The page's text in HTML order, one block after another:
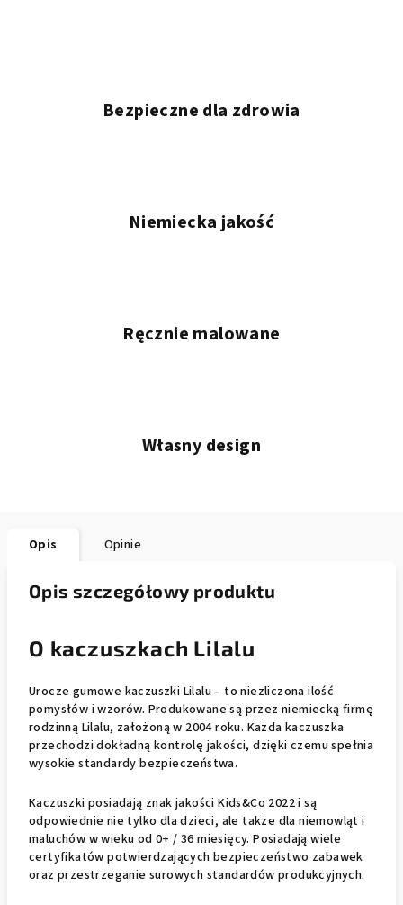
Bezpieczne dla zdrowia
Niemiecka jakość
Ręcznie malowane
Własny design
Opis Opinie
Opis szczegółowy produktu
O kaczuszkach Lilalu
Urocze gumowe kaczuszki Lilalu – to niezliczona ilość
pomysłów i wzorów. Produkowane są przez niemiecką firmę
rodzinną Lilalu, założoną w 2004 roku. Każda kaczuszka
przechodzi dokładną kontrolę jakości, dzięki czemu spełnia
wysokie standardy bezpieczeństwa.
Kaczuszki posiadają znak jakości Kids&Co 2022 i są
odpowiednie nie tylko dla dzieci, ale także dla niemowląt i
maluchów w wieku od 0+ / 36 miesięcy. Posiadają wiele
certyfikatów potwierdzających bezpieczeństwo zabawek
oraz przestrzeganie surowych standardów produkcyjnych.